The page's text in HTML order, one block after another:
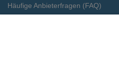
Häufige Anbieterfragen (FAQ)